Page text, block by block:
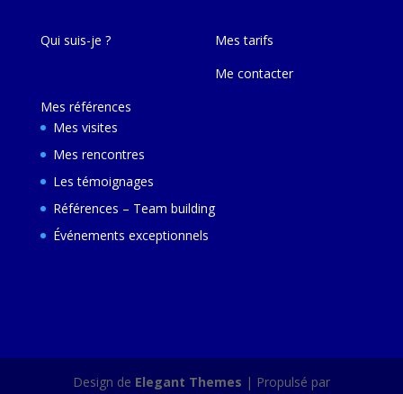
Qui suis-je ?
Mes références
Mes visites
Mes rencontres
Les témoignages
Références – Team building
Événements exceptionnels
Mes tarifs
Me contacter
Design de Elegant Themes | Propulsé par